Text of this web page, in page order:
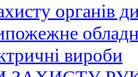
органів
вироби